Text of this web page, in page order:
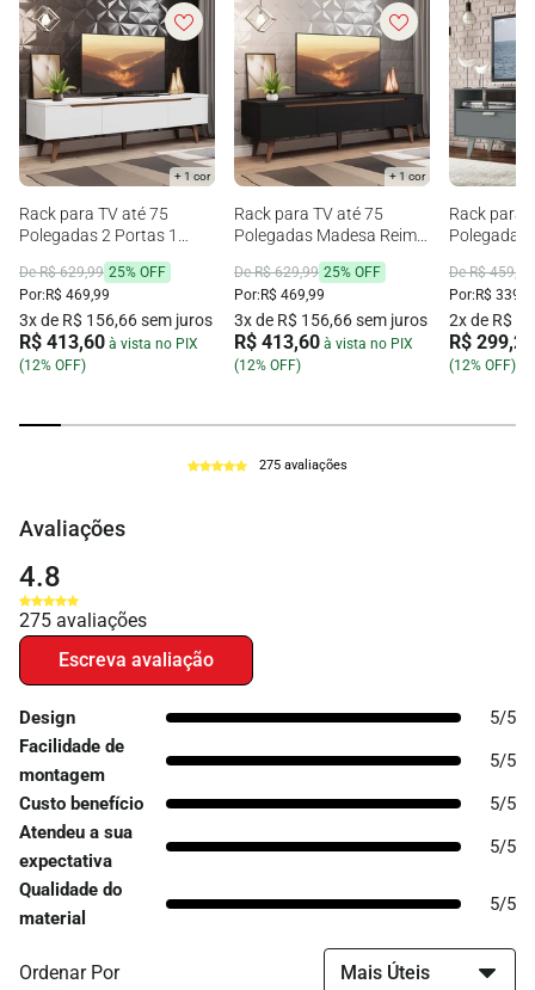
+ 1 cor
Rack para TV até 75
Polegadas 2 Portas 1
Gaveta Branco Madesa
Reims
De R$ 629,99 25% OFF
Por: R$ 469,99
3x de R$ 156,66 sem juros
R$ 413,60 à vista no PIX
(12% OFF)
+ 1 cor
Rack para TV até 75
Polegadas Madesa Reims
Preto 2 Portas 1 Gaveta
De R$ 629,99 25% OFF
Por: R$ 469,99
3x de R$ 156,66 sem juros
R$ 413,60 à vista no PIX
(12% OFF)
Rack para
Polegadas
De R$ 459,99
Por: R$
2x de R$
R$ 299,20
(12% OFF)
275 avaliações
Avaliações
4.8
275 avaliações
Design
5/5
Facilidade de
montagem
5/5
Custo benefício
5/5
Atendeu a sua
expectativa
5/5
Qualidade do
material
5/5
Ordenar Por